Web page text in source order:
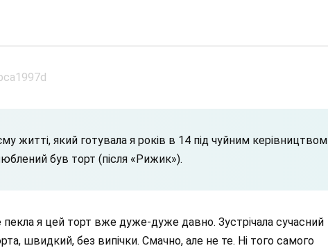
житті, який готувала я років в 14 під чуйним керівництвом
був торт (після «Рижик»).
я цей торт вже дуже-дуже давно. Зустрічала сучасний
швидкий, без випічки. Смачно, але не те. Ні того самого